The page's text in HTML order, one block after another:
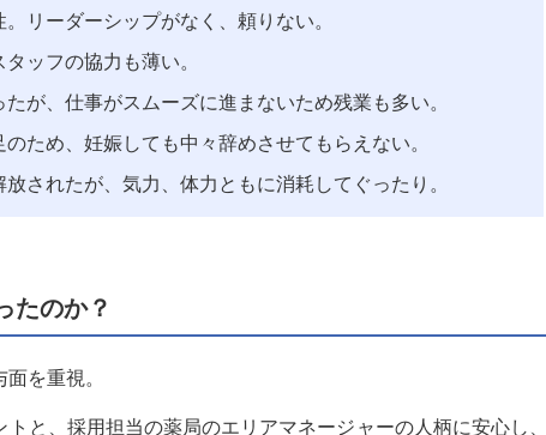
リーダーシップがなく、頼りない。
ッフの協力も薄い。
が、仕事がスムーズに進まないため残業も多い。
ため、妊娠しても中々辞めさせてもらえない。
されたが、気力、体力ともに消耗してぐったり。
たのか？
を重視。
と、採用担当の薬局のエリアマネージャーの人柄に安心し、